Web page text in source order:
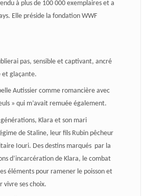
à plus de 100 000 exemplaires et a
Elle préside la fondation WWF
pas, sensible et captivant, ancré
et glaçante.
Autissier comme romancière avec
» qui m’avait remuée également.
Klara et son mari
de Staline, leur fils Rubin pêcheur
Iouri. Des destins marqués par la
d’incarcération de Klara, le combat
éléments pour ramener le poisson et
vivre ses choix.